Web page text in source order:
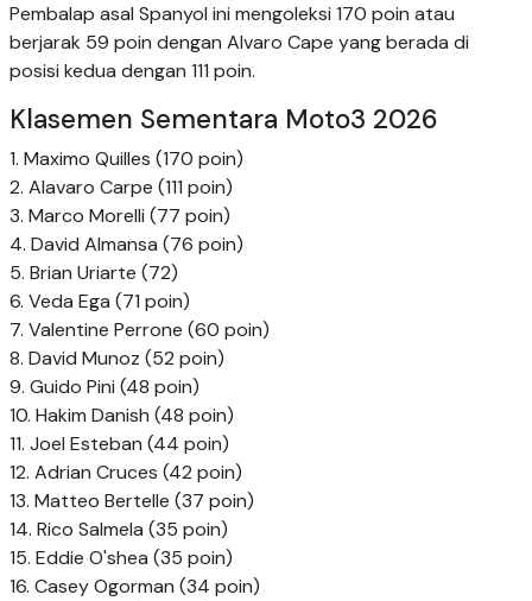
Pembalap asal Spanyol ini mengoleksi 170 poin atau
berjarak 59 poin dengan Alvaro Cape yang berada di
posisi kedua dengan 111 poin.
Klasemen Sementara Moto3 2026
1. Maximo Quilles (170 poin)
2. Alavaro Carpe (111 poin)
3. Marco Morelli (77 poin)
4. David Almansa (76 poin)
5. Brian Uriarte (72)
6. Veda Ega (71 poin)
7. Valentine Perrone (60 poin)
8. David Munoz (52 poin)
9. Guido Pini (48 poin)
10. Hakim Danish (48 poin)
11. Joel Esteban (44 poin)
12. Adrian Cruces (42 poin)
13. Matteo Bertelle (37 poin)
14. Rico Salmela (35 poin)
15. Eddie O'shea (35 poin)
16. Casey Ogorman (34 poin)